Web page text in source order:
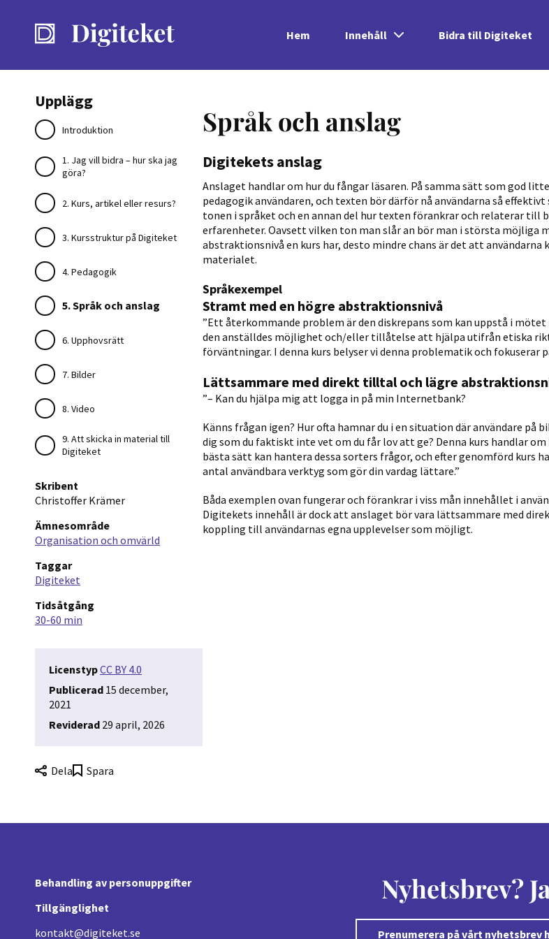
Hem Innehåll Bidra till Digiteket
Upplägg
Introduktion
1. Jag vill bidra – hur ska jag
göra?
2. Kurs, artikel eller resurs?
3. Kursstruktur på Digiteket
4. Pedagogik
5. Språk och anslag
6. Upphovsrätt
7. Bilder
8. Video
9. Att skicka in material till
Digiteket
Skribent
Christoffer Krämer
Ämnesområde
Organisation och omvärld
Taggar
Digiteket
Tidsåtgång
30-60 min
LicenstypCC BY 4.0
Publicerad 15 december,
2021
Reviderad 29 april, 2026
Dela Spara
Språk och anslag
Digitekets anslag
Anslaget handlar om hur du fångar läsaren. På samma sätt som god
pedagogik användaren, och texten bör därför nå användarna så
tonen i språket och en annan del hur texten förankrar och relaterar till
erfarenheter. Oavsett vilken ton man slår an bör man i största möjliga
abstraktionsnivå en kurs har, desto mindre chans är det att
materialet.
Språkexempel
Stramt med en högre abstraktionsnivå
”Ett återkommande problem är den diskrepans som kan uppstå i
den anställdes möjlighet och/eller tillåtelse att hjälpa utifrån etiska
förväntningar. I denna kurs belyser vi denna problematik och fokuserar
Lättsammare med direkt tilltal och lägre
”– Kan du hjälpa mig att logga in på min Internetbank?
Känns frågan igen? Hur ofta hamnar du i en situation där användare på
dig som du faktiskt inte vet om du får lov att ge? Denna kurs handlar
bästa sätt kan hantera dessa sorters frågor, och efter genomförd kurs
antal användbara verktyg som gör din vardag lättare.”
Båda exemplen ovan fungerar och förankrar i viss mån innehållet i
Digitekets innehåll är dock att anslaget bör vara lättsammare med
koppling till användarnas egna upplevelser som möjligt.
Behandling av personuppgifter
Tillgänglighet
kontakt@digiteket.se
Nyhetsbrev?
Prenumerera på vårt nyhetsbrev